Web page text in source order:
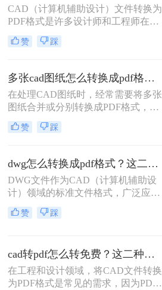
CAD软件，或者软件版本不兼容导致
显示错误，更存在被无意中修改的风
CAD（计算机辅助设计）文件转换为
PDF格式是许多设计师和工程师在日
常工作中经常遇到的需求。PDF格式
因其跨平台兼容性和不可编辑性，成
那么CAD如何转换成PDF格式呢？本
文将介绍四种将CAD文件转换为PDF
格式的方法。
赞 踩
多张cad图纸怎么转换成pdf格式？二种实用方法详解！
在处理CAD图纸时，经常需要将多张
图纸合并或分别转换成PDF格式，以
便于分享、存档或打印。那么多张cad
图纸怎么转换成pdf格式呢？本文将介
有效方法，帮助您更轻松地管理和分
发您的设计成果。
赞 踩
dwg怎么转换成pdf格式？这二种方法可以试试！
DWG文件作为CAD（计算机辅助设
计）领域的标准文件格式，广泛应用
于建筑、机械、电子等设计领域。然
而，有时我们需要将这些DWG文件
呢？本文将介绍两种将DWG转换成
PDF格式的方法。
赞 踩
cad转pdf怎么转免费？这二种转换方法帮你解决！
在工程和设计领域，将CAD文件转换
为PDF格式是常见的需求，因为PDF